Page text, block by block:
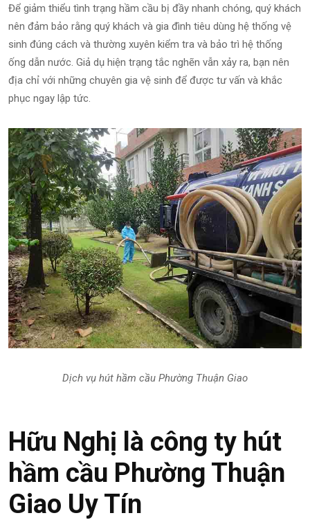
Để giảm thiểu tình trạng hầm cầu bị đầy nhanh chóng, quý khách
nên đảm bảo rằng quý khách và gia đình tiêu dùng hệ thống vệ
sinh đúng cách và thường xuyên kiểm tra và bảo trì hệ thống
ống dẫn nước. Giả dụ hiện trạng tắc nghẽn vẫn xảy ra, bạn nên
địa chỉ với những chuyên gia vệ sinh để được tư vấn và khắc
phục ngay lập tức.
Dịch vụ hút hầm cầu Phường Thuận Giao
Hữu Nghị là công ty hút
hầm cầu Phường Thuận
Giao Uy Tín